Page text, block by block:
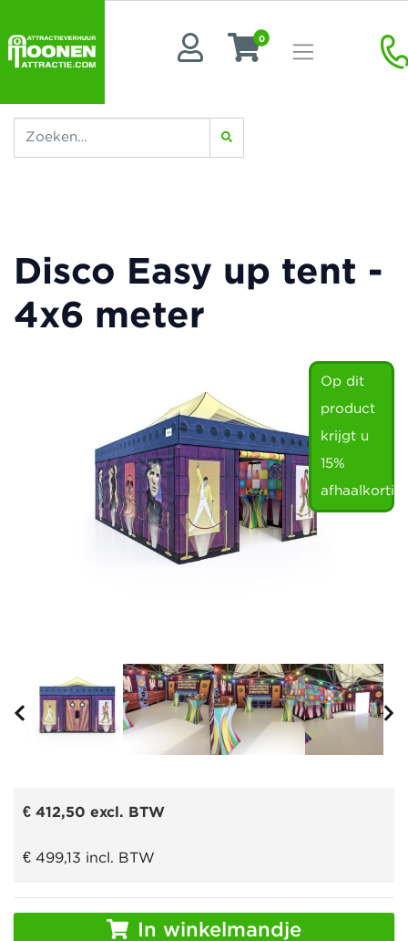
0
Disco Easy up tent -
4x6 meter
Op dit
product
krijgt u
15%
€ 412,50 excl. BTW
€ 499,13 incl. BTW
In winkelmandje